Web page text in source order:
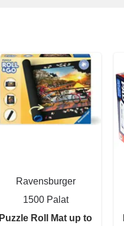
Ravensburger
1500 Palat
Puzzle Roll Mat up to